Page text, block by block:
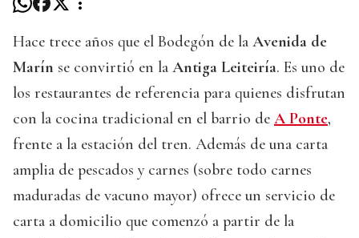
Hace trece años que el Bodegón de la Avenida de
Marín se convirtió en la Antiga Leiteiría. Es uno de
los restaurantes de referencia para quienes disfrutan
con la cocina tradicional en el barrio de A Ponte,
frente a la estación del tren. Además de una carta
amplia de pescados y carnes (sobre todo carnes
maduradas de vacuno mayor) ofrece un servicio de
carta a domicilio que comenzó a partir de la